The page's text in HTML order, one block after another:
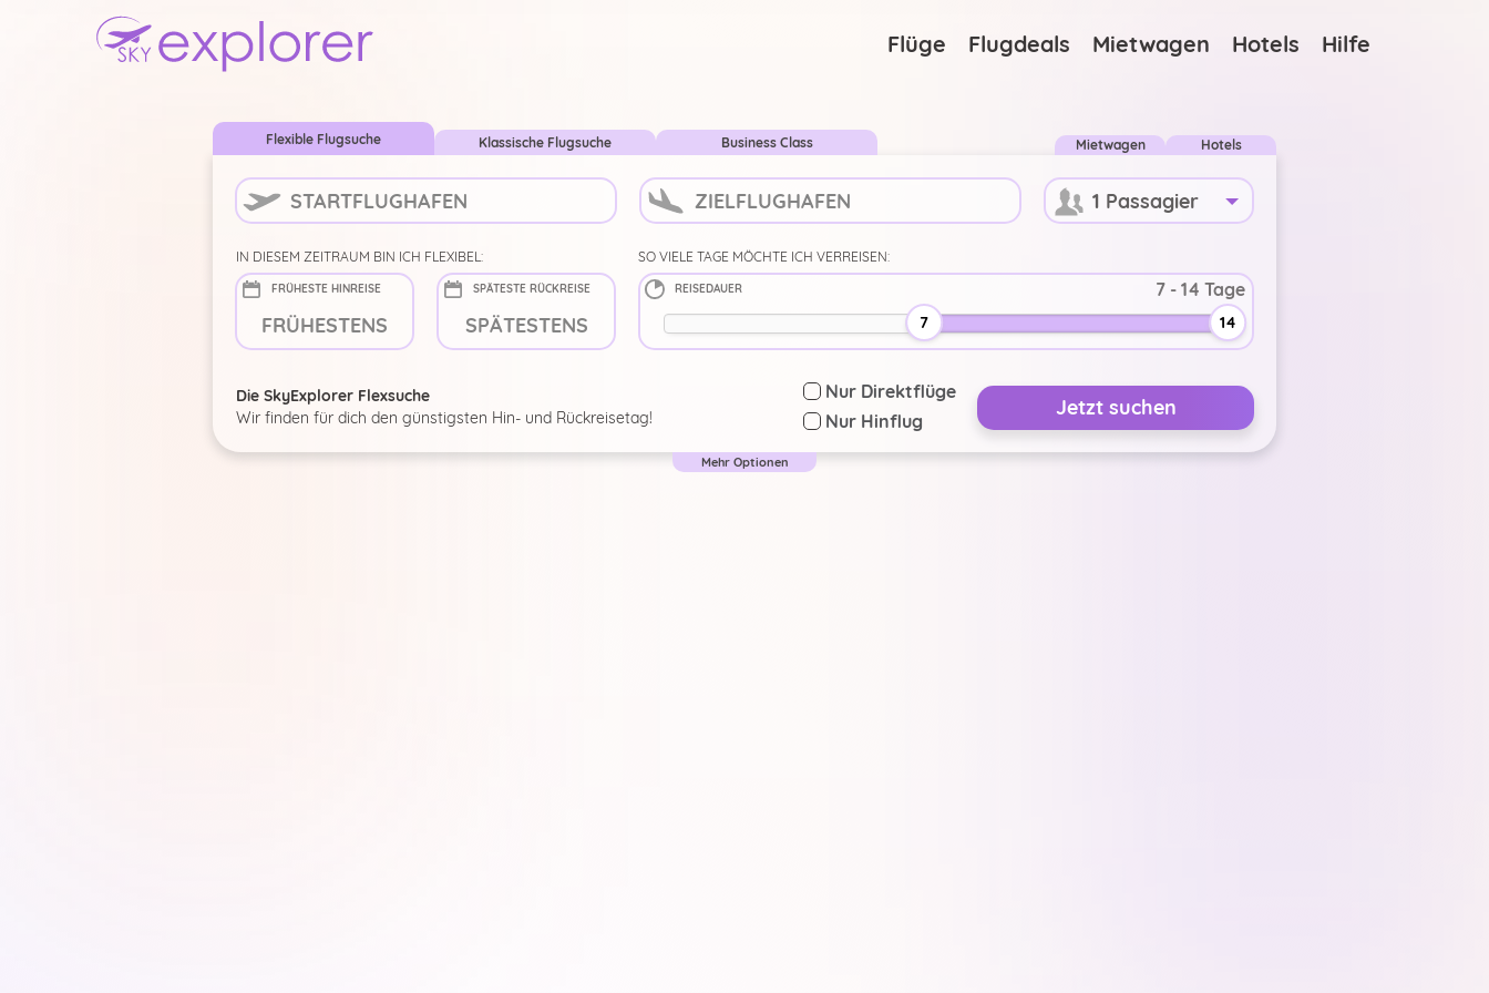
Flüge Flugdeals Mietwagen Hotels Hilfe
Flexible Flugsuche Klassische Flugsuche Business Class Mietwagen Hotels
1 Passagier
+
IN DIESEM ZEITRAUM BIN ICH FLEXIBEL: SO VIELE TAGE MÖCHTE ICH VERREISEN:
FRÜHESTE HINREISE SPÄTESTE RÜCKREISE REISEDAUER
7 14
Die SkyExplorer Flexsuche
Wir finden für dich den günstigsten Hin- und Rückreisetag!
Nur Direktflüge
Nur Hinflug
Jetzt suchen
Mehr Optionen